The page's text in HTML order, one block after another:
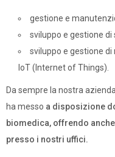
gestione e
sviluppo e gestione
sviluppo e gestione
IoT (Internet of Things).
Da sempre la nostra
ha messo a disposizione
biomedica, offrendo
presso i nostri uffici.